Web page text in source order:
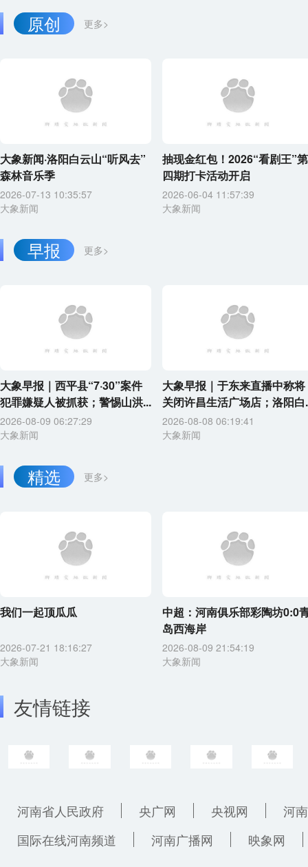
更多>
原创
大象新闻·洛阳白云山“听风去”
森林音乐季
2026-07-13 10:35:57
大象新闻
抽现金红包！2026“看剧王”第
四期打卡活动开启
2026-06-04 11:57:39
大象新闻
更多>
早报
大象早报｜西平县“7·30”案件
犯罪嫌疑人被抓获；警惕山洪...
2026-08-09 06:27:29
大象新闻
大象早报｜于东来直播中称将
关闭许昌生活广场店；洛阳白
2026-08-08 06:19:41
大象新闻
更多>
精选
我们一起顶瓜瓜
2026-07-21 18:16:27
大象新闻
中超：河南俱乐部彩陶坊0:0
岛西海岸
2026-08-09 21:54:19
大象新闻
友情链接
河南省人民政府 央广网 央视网
河
国际在线河南频道
河南广播网 映象网